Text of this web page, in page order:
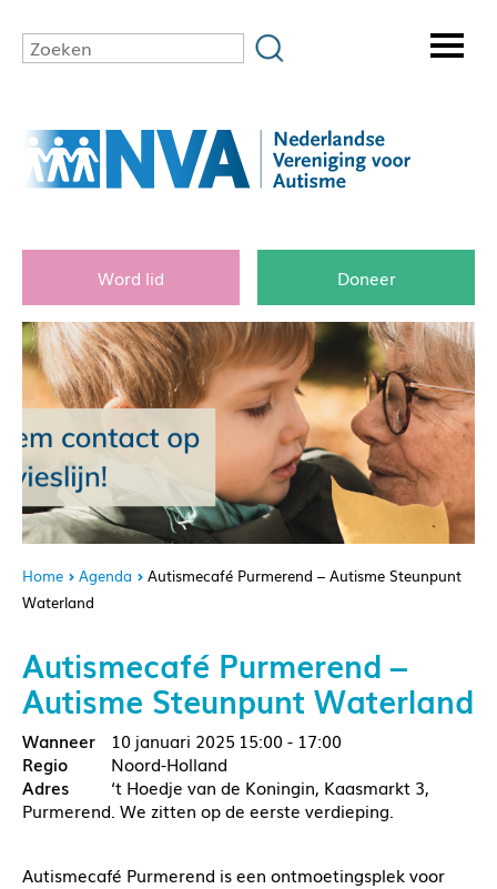
Word lid Doneer
Home Agenda
Autismecafé Purmerend – Autisme Steunpunt
Waterland
Autismecafé Purmerend –
Autisme Steunpunt Waterland
10 januari 2025 15:00 - 17:00
Noord-Holland
‘t Hoedje van de Koningin, Kaasmarkt 3,
Purmerend. We zitten op de eerste verdieping.
Autismecafé Purmerend is een ontmoetingsplek voor